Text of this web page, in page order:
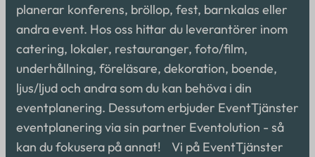
planerar konferens, bröllop, fest, barnkalas eller
andra event. Hos oss hittar du leverantörer inom
catering, lokaler, restauranger, foto/film,
underhållning, föreläsare, dekoration, boende,
ljus/ljud och andra som du kan behöva i din
eventplanering. Dessutom erbjuder EventTjänster
eventplanering via sin partner Eventolution - så
kan du fokusera på annat! Vi på EventTjänster